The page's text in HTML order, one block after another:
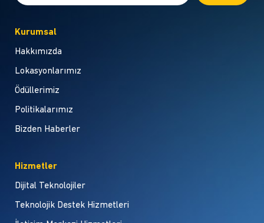
Kurumsal
Hakkımızda
Lokasyonlarımız
Ödüllerimiz
Politikalarımız
Bizden Haberler
Hizmetler
Dijital Teknolojiler
Teknolojik Destek Hizmetleri